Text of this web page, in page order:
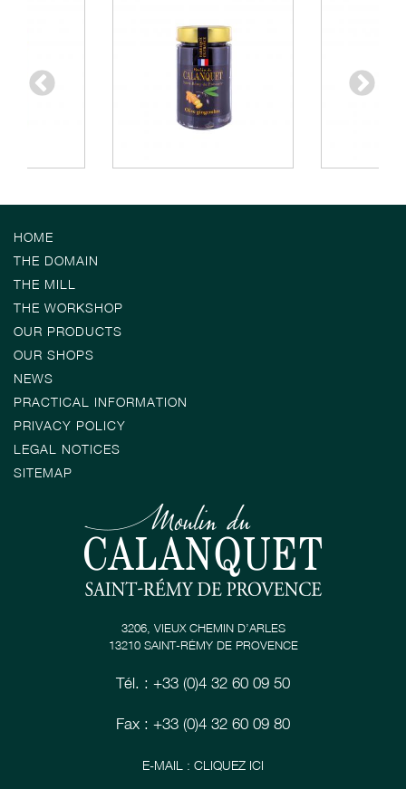
HOME
THE DOMAIN
THE MILL
THE WORKSHOP
OUR PRODUCTS
OUR SHOPS
NEWS
PRACTICAL INFORMATION
PRIVACY POLICY
LEGAL NOTICES
SITEMAP
3206, VIEUX CHEMIN D’ARLES
13210 SAINT-RÉMY DE PROVENCE
Tél. : +33 (0)4 32 60 09 50
Fax : +33 (0)4 32 60 09 80
E-MAIL : CLIQUEZ ICI